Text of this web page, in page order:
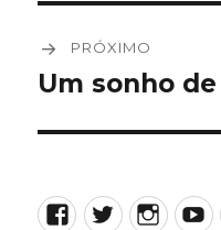
PRÓXIMO
Próximo
Um sonho
Facebook
Twitter